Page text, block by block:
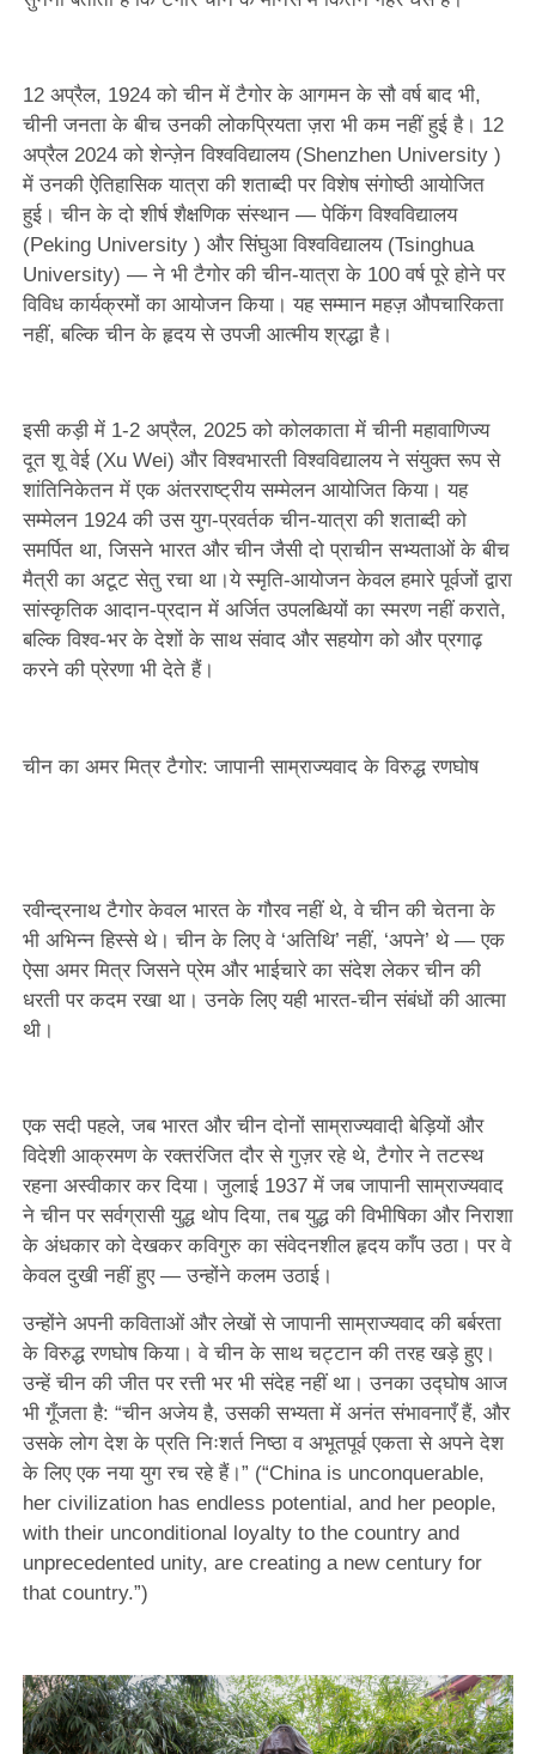
12 अप्रैल, 1924 को चीन में टैगोर के आगमन के सौ वर्ष बाद भी,
चीनी जनता के बीच उनकी लोकप्रियता ज़रा भी कम नहीं हुई है। 12
अप्रैल 2024 को शेन्ज़ेन विश्वविद्यालय (Shenzhen University )
में उनकी ऐतिहासिक यात्रा की शताब्दी पर विशेष संगोष्ठी आयोजित
हुई। चीन के दो शीर्ष शैक्षणिक संस्थान — पेकिंग विश्वविद्यालय
(Peking University ) और सिंघुआ विश्वविद्यालय (Tsinghua
University) — ने भी टैगोर की चीन-यात्रा के 100 वर्ष पूरे होने पर
विविध कार्यक्रमों का आयोजन किया। यह सम्मान महज़ औपचारिकता
नहीं, बल्कि चीन के हृदय से उपजी आत्मीय श्रद्धा है।
इसी कड़ी में 1-2 अप्रैल, 2025 को कोलकाता में चीनी महावाणिज्य
दूत शू वेई (Xu Wei) और विश्वभारती विश्वविद्यालय ने संयुक्त रूप से
शांतिनिकेतन में एक अंतरराष्ट्रीय सम्मेलन आयोजित किया। यह
सम्मेलन 1924 की उस युग-प्रवर्तक चीन-यात्रा की शताब्दी को
समर्पित था, जिसने भारत और चीन जैसी दो प्राचीन सभ्यताओं के बीच
मैत्री का अटूट सेतु रचा था।ये स्मृति-आयोजन केवल हमारे पूर्वजों द्वारा
सांस्कृतिक आदान-प्रदान में अर्जित उपलब्धियों का स्मरण नहीं कराते,
बल्कि विश्व-भर के देशों के साथ संवाद और सहयोग को और प्रगाढ़
करने की प्रेरणा भी देते हैं।
चीन का अमर मित्र टैगोर: जापानी साम्राज्यवाद के विरुद्ध रणघोष
रवीन्द्रनाथ टैगोर केवल भारत के गौरव नहीं थे, वे चीन की चेतना के
भी अभिन्न हिस्से थे। चीन के लिए वे ‘अतिथि’ नहीं, ‘अपने’ थे — एक
ऐसा अमर मित्र जिसने प्रेम और भाईचारे का संदेश लेकर चीन की
धरती पर कदम रखा था। उनके लिए यही भारत-चीन संबंधों की आत्मा
थी।
एक सदी पहले, जब भारत और चीन दोनों साम्राज्यवादी बेड़ियों और
विदेशी आक्रमण के रक्तरंजित दौर से गुज़र रहे थे, टैगोर ने तटस्थ
रहना अस्वीकार कर दिया। जुलाई 1937 में जब जापानी साम्राज्यवाद
ने चीन पर सर्वग्रासी युद्ध थोप दिया, तब युद्ध की विभीषिका और निराशा
के अंधकार को देखकर कविगुरु का संवेदनशील हृदय काँप उठा। पर वे
केवल दुखी नहीं हुए — उन्होंने कलम उठाई।
उन्होंने अपनी कविताओं और लेखों से जापानी साम्राज्यवाद की बर्बरता
के विरुद्ध रणघोष किया। वे चीन के साथ चट्टान की तरह खड़े हुए।
उन्हें चीन की जीत पर रत्ती भर भी संदेह नहीं था। उनका उद्घोष आज
भी गूँजता है: “चीन अजेय है, उसकी सभ्यता में अनंत संभावनाएँ हैं, और
उसके लोग देश के प्रति निःशर्त निष्ठा व अभूतपूर्व एकता से अपने देश
के लिए एक नया युग रच रहे हैं।” (“China is unconquerable,
her civilization has endless potential, and her people,
with their unconditional loyalty to the country and
unprecedented unity, are creating a new century for
that country.”)